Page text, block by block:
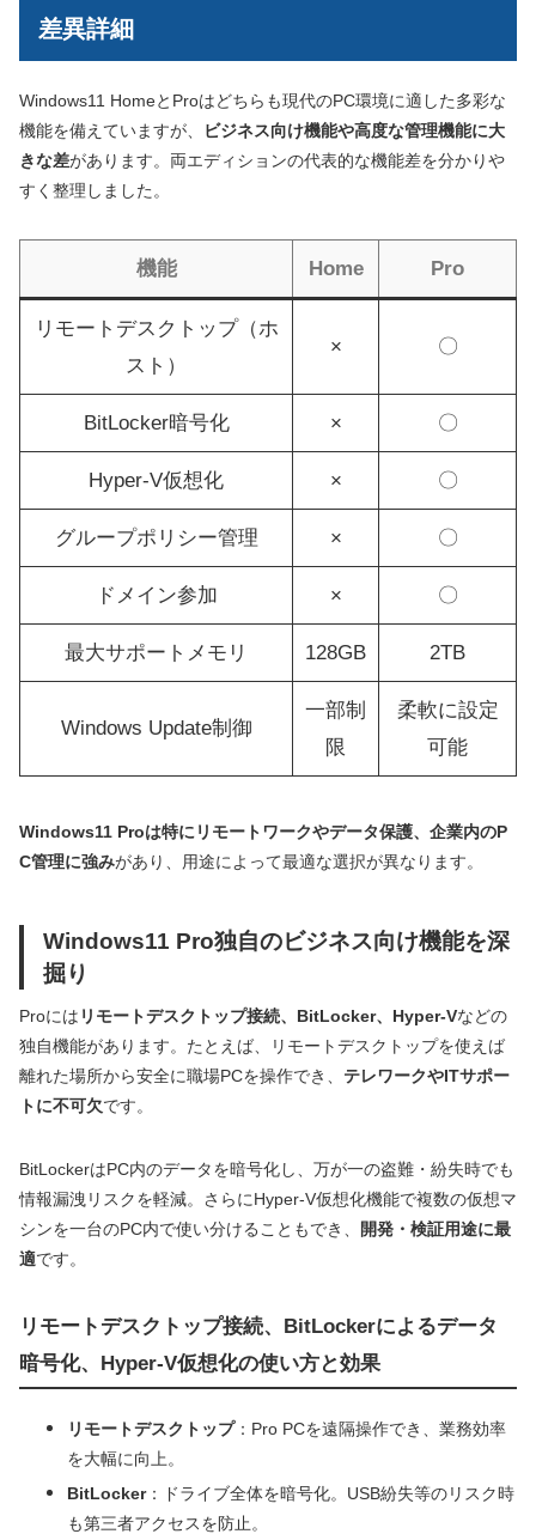
差異詳細
Windows11 HomeとProはどちらも現代のPC環境に適した多彩な
機能を備えていますが、
ビジネス向け機能や高度な管理機能に大
きな差があります。両エディションの代表的な機能差を分かりや
すく整理しました。
機能 Home Pro
リモートデスクトップ（ホ
スト）
× 〇
BitLocker暗号化 × 〇
Hyper-V仮想化 × 〇
グループポリシー管理 × 〇
ドメイン参加 × 〇
最大サポートメモリ 128GB 2TB
Windows Update制御
一部制
限
柔軟に設定
可能
Windows11 Proは特にリモートワークやデータ保護、企業内のP
C管理に強みがあり、用途によって最適な選択が異なります。
Windows11 Pro独自のビジネス向け機能を深
掘り
Proには リモートデスクトップ接続、BitLocker、Hyper-Vなどの
独自機能があります。たとえば、リモートデスクトップを使えば
離れた場所から安全に職場PCを操作でき、 テレワークやITサポー
トに不可欠です。
BitLockerはPC内のデータを暗号化し、万が一の盗難・紛失時でも
情報漏洩リスクを軽減。さらにHyper-V仮想化機能で複数の仮想マ
シンを一台のPC内で使い分けることもでき、
開発・検証用途に最
適です。
リモートデスクトップ接続、BitLockerによるデータ
暗号化、Hyper-V仮想化の使い方と効果
リモートデスクトップ：Pro PCを遠隔操作でき、業務効率
を大幅に向上。
BitLocker：ドライブ全体を暗号化。USB紛失等のリスク時
も第三者アクセスを防止。